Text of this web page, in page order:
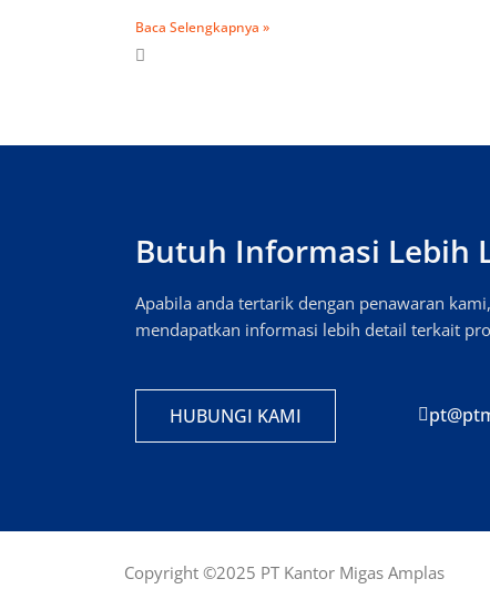
Baca Selengkapnya »
Butuh Informasi Lebih
Apabila anda tertarik dengan penawaran
mendapatkan informasi lebih detail terkait
HUBUNGI KAMI
Copyright ©2025 PT Kantor Migas Amplas